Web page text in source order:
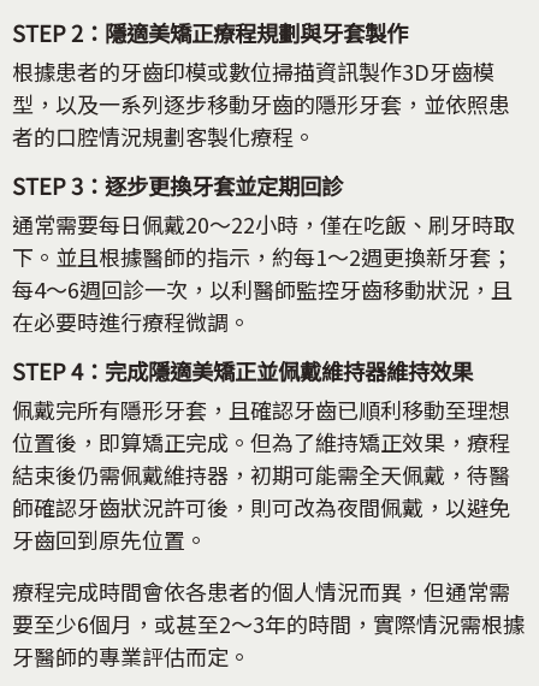
STEP 2：隱適美矯正療程規劃與牙套製作
根據患者的牙齒印模或數位掃描資訊製作3D牙齒模
型，以及一系列逐步移動牙齒的隱形牙套，並依照患
者的口腔情況規劃客製化療程。
STEP 3：逐步更換牙套並定期回診
通常需要每日佩戴20～22小時，僅在吃飯、刷牙時取
下。並且根據醫師的指示，約每1～2週更換新牙套；
每4～6週回診一次，以利醫師監控牙齒移動狀況，且
在必要時進行療程微調。
STEP 4：完成隱適美矯正並佩戴維持器維持效果
佩戴完所有隱形牙套，且確認牙齒已順利移動至理想
位置後，即算矯正完成。但為了維持矯正效果，療程
結束後仍需佩戴維持器，初期可能需全天佩戴，待醫
師確認牙齒狀況許可後，則可改為夜間佩戴，以避免
牙齒回到原先位置。
療程完成時間會依各患者的個人情況而異，但通常需
要至少6個月，或甚至2～3年的時間，實際情況需根據
牙醫師的專業評估而定。